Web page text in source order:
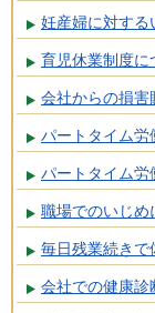
妊産婦に対する
育児休業制度に
会社からの損害
パートタイム労
パートタイム労
職場でのいじめ
毎日残業続きで
会社での健康診